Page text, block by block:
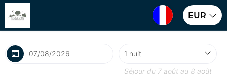
EUR
Séjour du 7 août au 8 août